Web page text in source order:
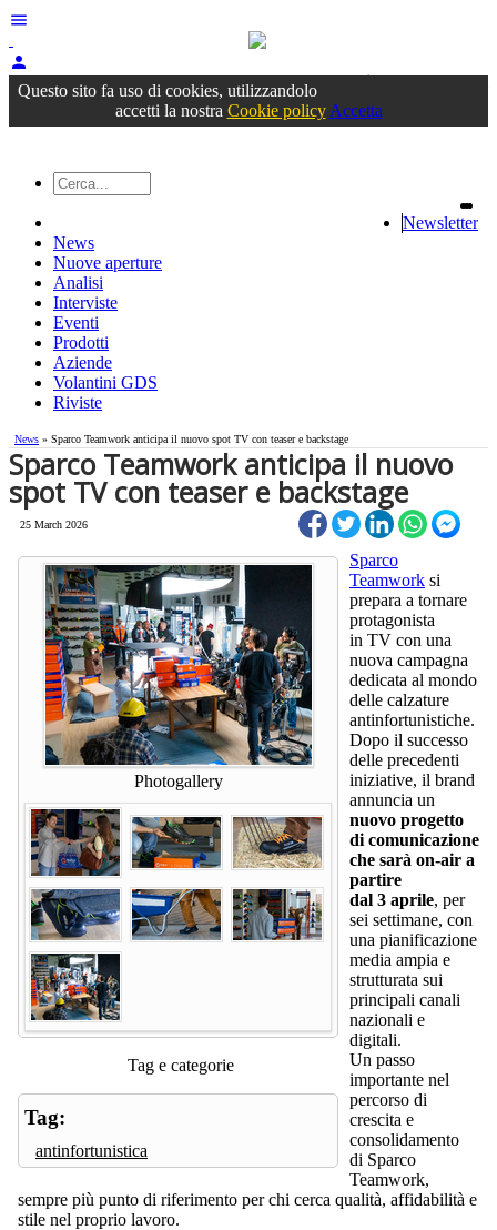
menu
person
Accedioppure registrati
Questo sito fa uso di cookies, utilizzandolo
accetti la nostra Cookie policy Accetta
Newsletter
News
Nuove aperture
Analisi
Interviste
Eventi
Prodotti
Aziende
Volantini GDS
Riviste
News » Sparco Teamwork anticipa il nuovo spot TV con teaser e backstage
Sparco Teamwork anticipa il nuovo
spot TV con teaser e backstage
25 March 2026
Photogallery
Tag e categorie
Tag:
antinfortunistica
Sparco
Teamwork si
prepara a tornare
protagonista
in TV con una
nuova campagna
dedicata al mondo
delle calzature
antinfortunistiche.
Dopo il successo
delle precedenti
iniziative, il brand
annuncia un
nuovo progetto
di comunicazione
che sarà on-air a
partire
dal 3 aprile, per
sei settimane, con
una pianificazione
media ampia e
strutturata sui
principali canali
nazionali e
digitali.
Un passo
importante nel
percorso di
crescita e
consolidamento
di Sparco
Teamwork,
sempre più punto di riferimento per chi cerca qualità, affidabilità e
stile nel proprio lavoro.